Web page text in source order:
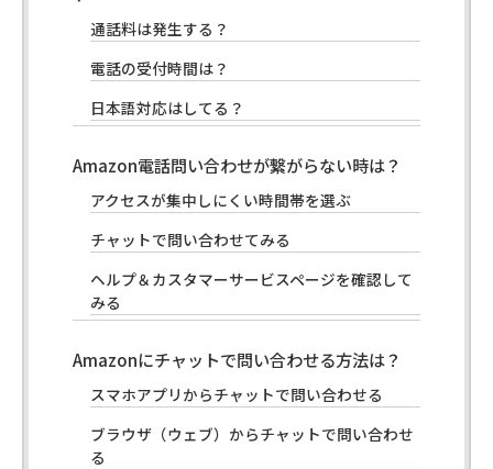
通話料は発生する？
電話の受付時間は？
日本語対応はしてる？
Amazon電話問い合わせが繋がらない時は？
アクセスが集中しにくい時間帯を選ぶ
チャットで問い合わせてみる
ヘルプ＆カスタマーサービスページを確認して
みる
Amazonにチャットで問い合わせる方法は？
スマホアプリからチャットで問い合わせる
ブラウザ（ウェブ）からチャットで問い合わせ
る